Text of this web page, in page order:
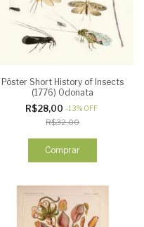
Pôster Short History of Insects
(1776) Odonata
R$28,00 -13% OFF
R$32,00
Comprar